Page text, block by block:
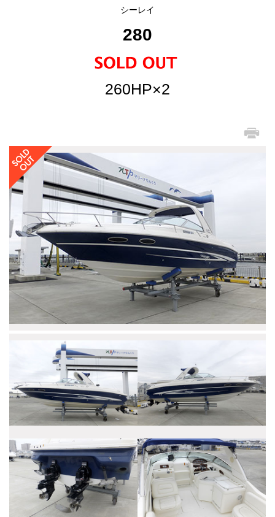
シーレイ
280
260HP×2